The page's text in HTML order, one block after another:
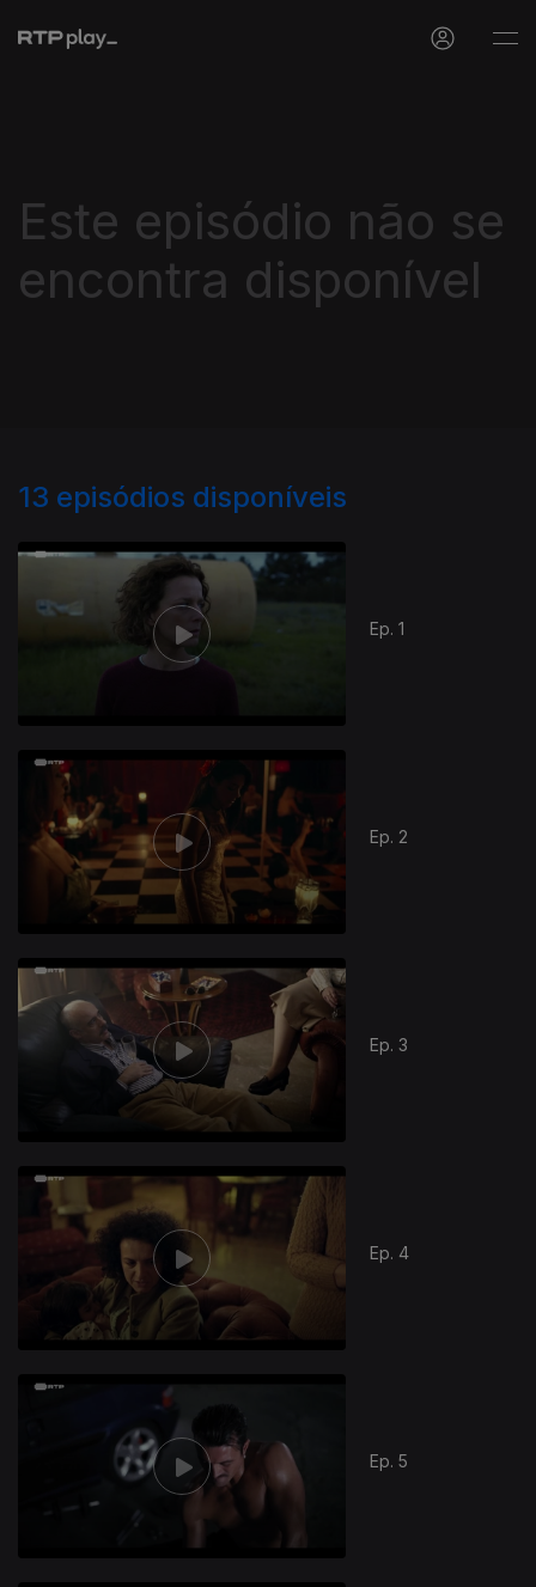
Este episódio não se
encontra disponível
13 episódios disponíveis
Ep. 1
Ep. 2
Ep. 3
Ep. 4
Ep. 5